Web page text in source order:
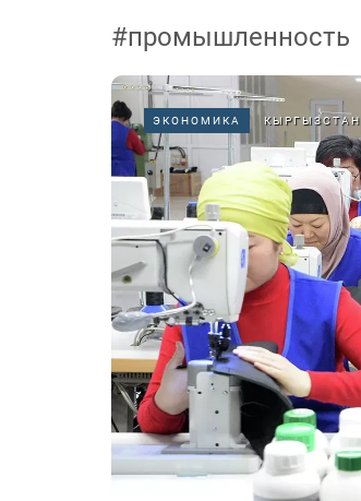
#промышленность
ЭКОНОМИКА КЫРГЫЗСТАН